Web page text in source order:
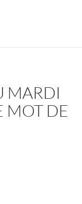
MARDI
MOT DE